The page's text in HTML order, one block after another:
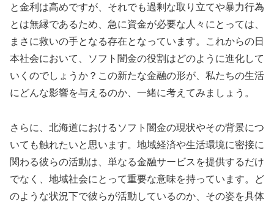
と金利は高めですが、それでも過剰な取り立てや暴力行為
とは無縁であるため、急に資金が必要な人々にとっては、
まさに救いの手となる存在となっています。これからの日
本社会において、ソフト闇金の役割はどのように進化して
いくのでしょうか？この新たな金融の形が、私たちの生活
にどんな影響を与えるのか、一緒に考えてみましょう。
さらに、北海道におけるソフト闇金の現状やその背景につ
いても触れたいと思います。地域経済や生活環境に密接に
関わる彼らの活動は、単なる金融サービスを提供するだけ
でなく、地域社会にとって重要な意味を持っています。ど
のような状況下で彼らが活動しているのか、その姿を具体